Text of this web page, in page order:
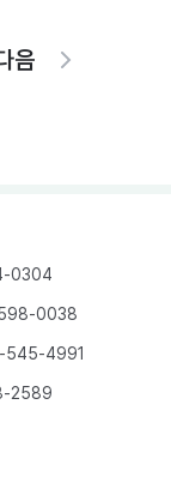
음
0304
0038
545-4991
2589